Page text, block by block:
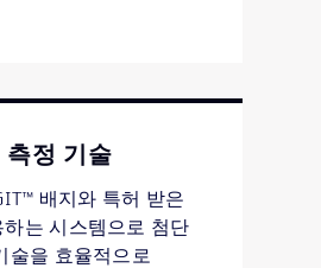
측정 기술
배지와 특허 받은
하는 시스템으로 첨단
술을 효율적으로